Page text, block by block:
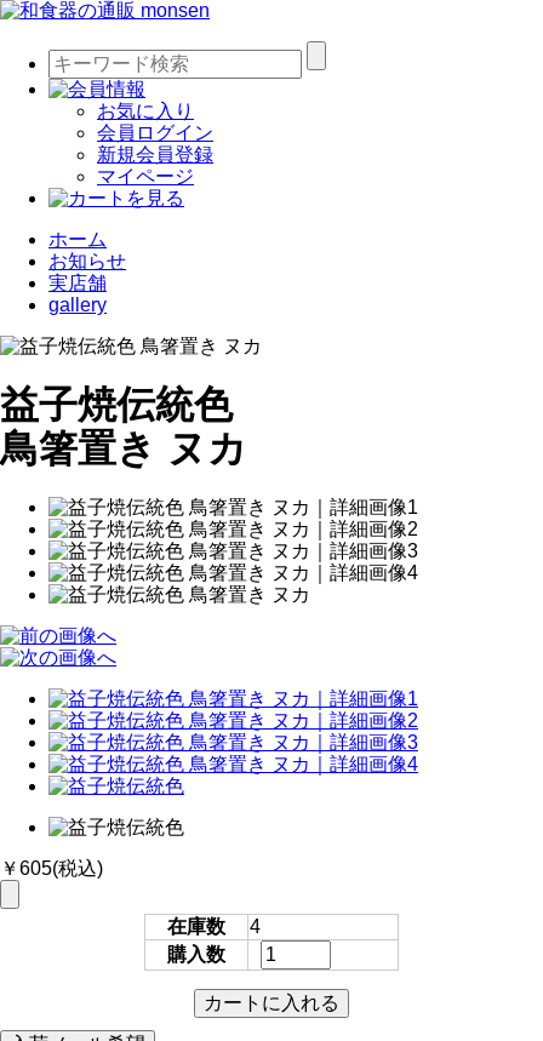
お気に入り
会員ログイン
新規会員登録
マイページ
ホーム
お知らせ
実店舗
gallery
益子焼伝統色
鳥箸置き ヌカ
￥605(税込)
在庫数
4
購入数